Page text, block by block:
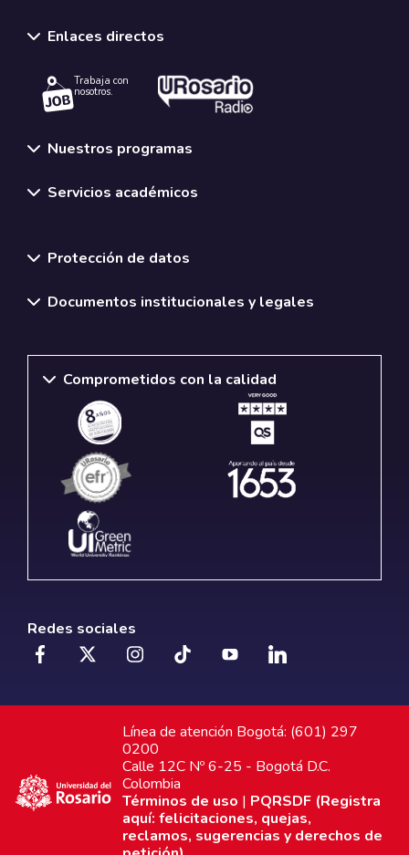
Enlaces directos
Trabaja con
nosotros.
Nuestros programas
Servicios académicos
Protección de datos
Documentos institucionales y legales
Comprometidos con la calidad
Redes sociales
Línea de atención Bogotá: (601) 297
0200
Calle 12C Nº 6-25 - Bogotá D.C.
Colombia
Términos de uso | PQRSDF (Registra
aquí: felicitaciones, quejas,
reclamos, sugerencias y derechos de